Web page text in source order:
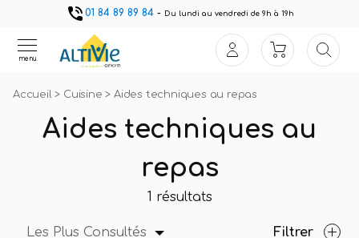
01 84 89 89 84- Du lundi au vendredi de 9h à 19h
menu
Accueil> Cuisine>Aides techniques au repas
Aides techniques au
repas
1 résultats
Les Plus Consultés Filtrer